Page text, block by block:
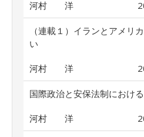
河村 洋
（連載１）イランとアメリ
い
河村 洋
国際政治と安保法制におけ
河村 洋